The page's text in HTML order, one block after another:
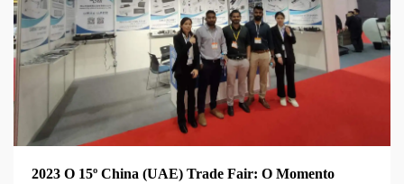
2023 O 15º China (UAE) Trade Fair: O Momento